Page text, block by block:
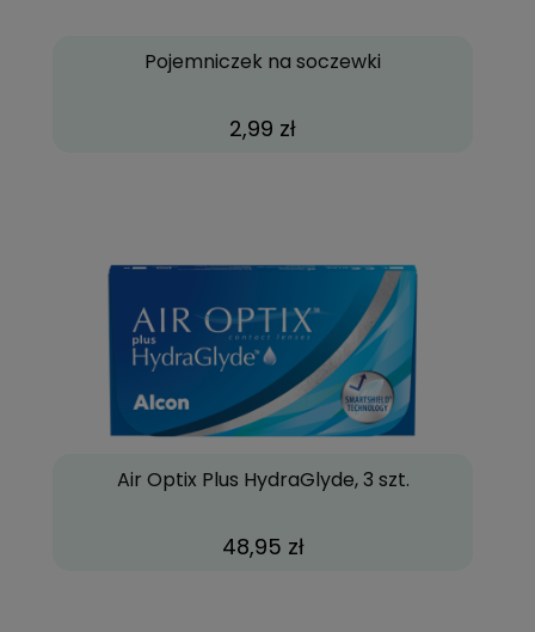
Pojemniczek na soczewki
2,99 zł
Air Optix Plus HydraGlyde, 3 szt.
48,95 zł